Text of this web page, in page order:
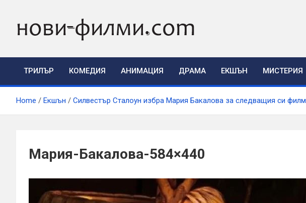
content
ТРИЛЪР КОМЕДИЯ АНИМАЦИЯ ДРАМА ЕКШЪН МИСТЕРИЯ
Home Екшън Силвестър Сталоун избра Мария Бакалова за следващия си филм
Мария-Бакалова-584×440